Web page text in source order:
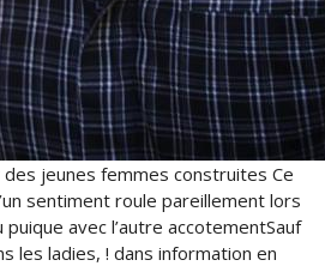
jeunes femmes construites Ce
sentiment roule pareillement lors
puique avec l’autre accotementSauf
les ladies, ! dans information en